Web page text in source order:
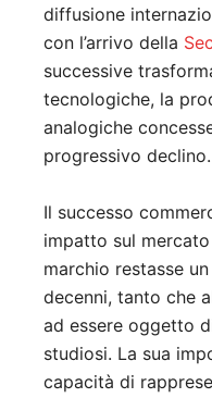
diffusione
con l’arrivo della
successive
tecnologiche, la
analogiche
progressivo declino.
Il successo
impatto sul
marchio restasse
decenni, tanto che
ad essere oggetto
studiosi. La sua
capacità di